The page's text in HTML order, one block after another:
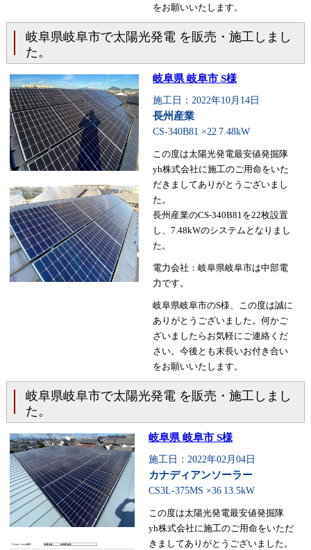
をお願いいたします。
岐阜県岐阜市で太陽光発電 を販売・施工しまし
た。
岐阜県 岐阜市 S様
施工日：2022年10月14日
長州産業
CS-340B81 ×22 7.48kW
この度は太陽光発電最安値発掘隊
yh株式会社に施工のご用命をいた
だきましてありがとうございまし
た。
長州産業のCS-340B81を22枚設置
し、7.48kWのシステムとなりまし
た。
電力会社：岐阜県岐阜市は中部電
力です。
岐阜県岐阜市のS様、この度は誠に
ありがとうございました。何かご
ざいましたらお気軽にご連絡くだ
さい。今後とも末長いお付き合い
をお願いいたします。
岐阜県岐阜市で太陽光発電 を販売・施工しまし
た。
岐阜県 岐阜市 S様
施工日：2022年02月04日
カナディアンソーラー
CS3L-375MS ×36 13.5kW
この度は太陽光発電最安値発掘隊
yh株式会社に施工のご用命をいただ
きましてありがとうございました。